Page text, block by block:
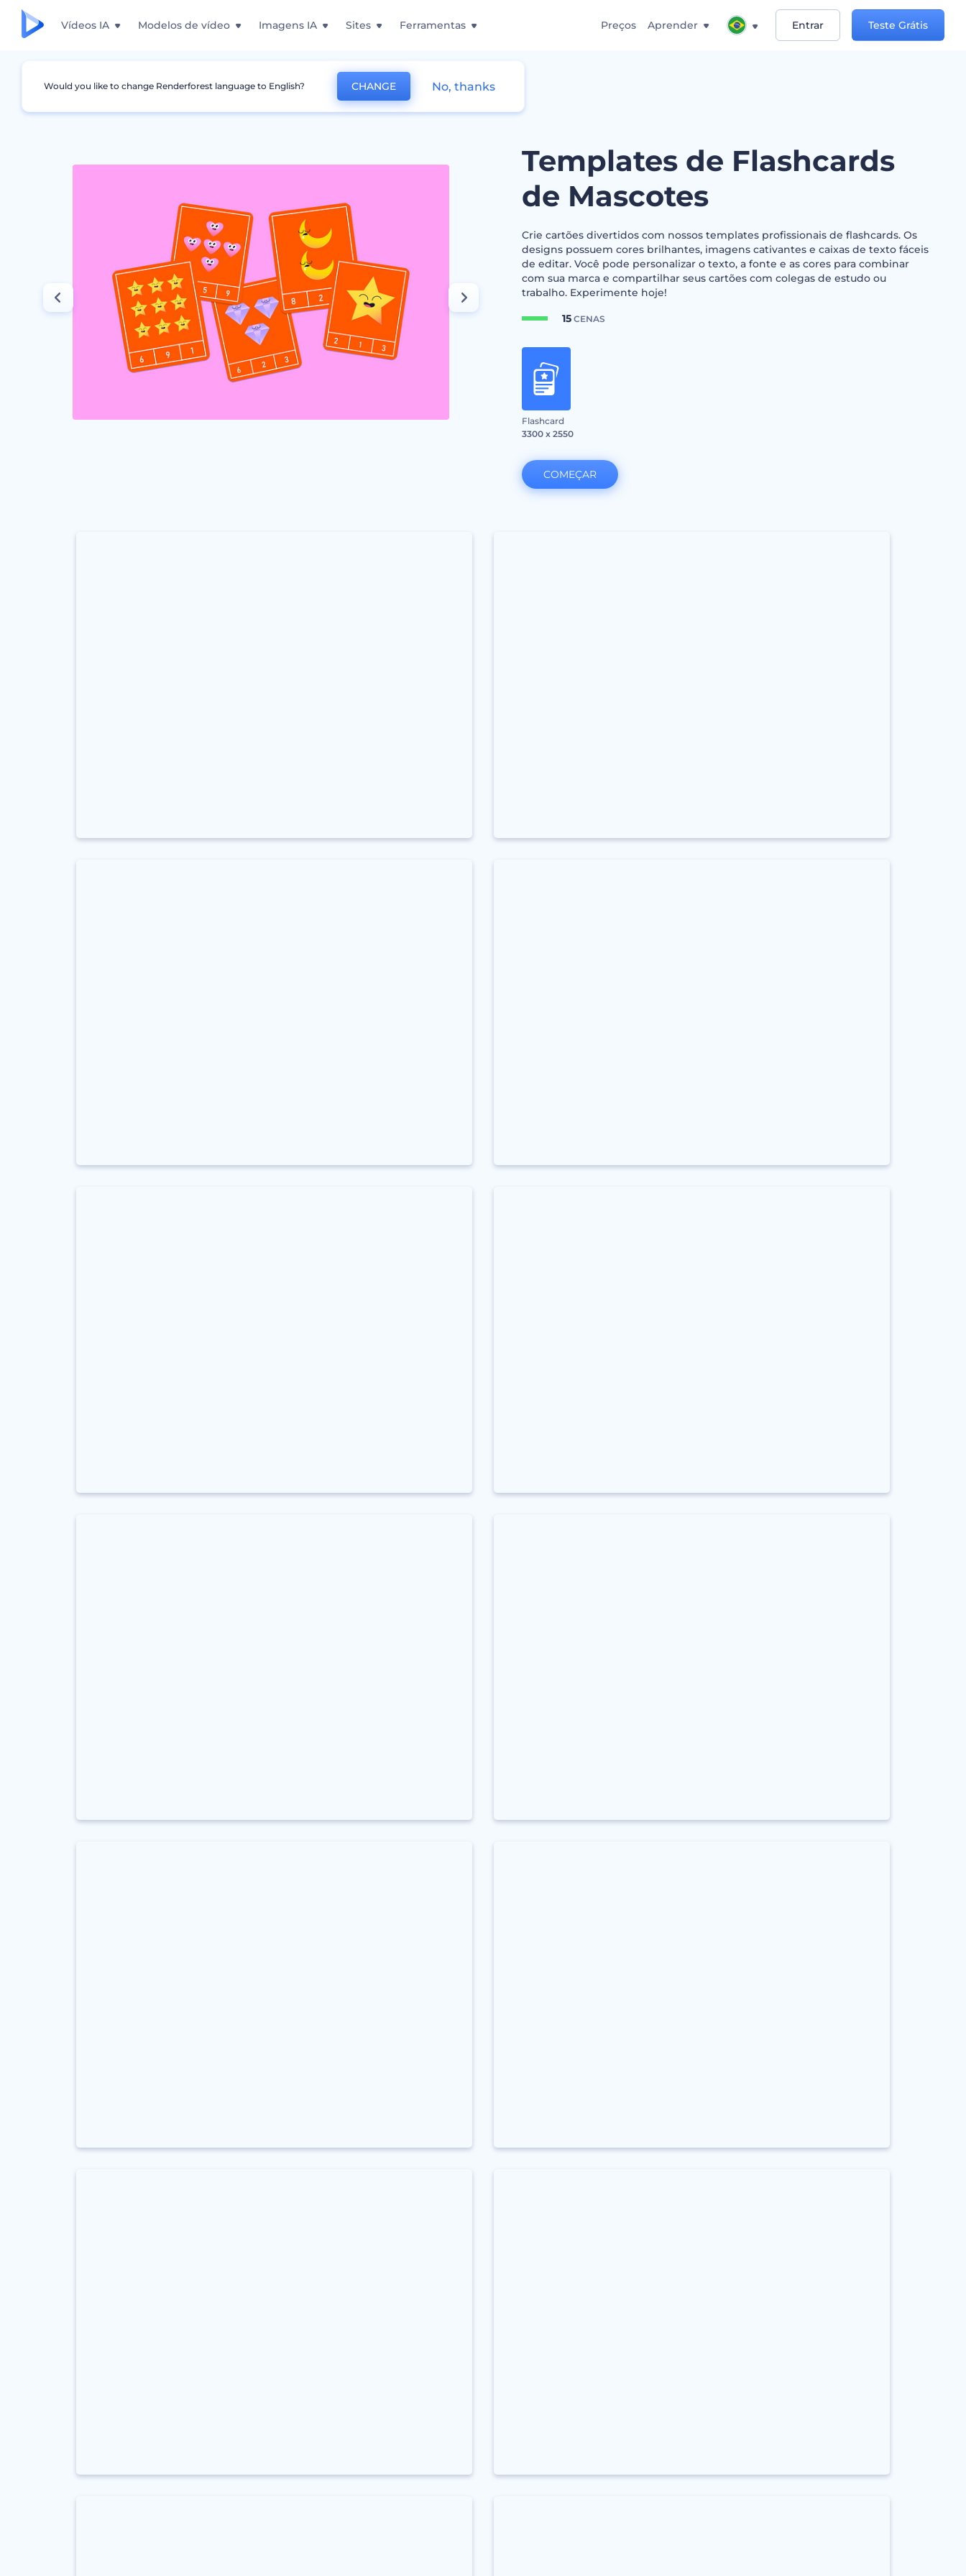
Vídeos IA Modelos de vídeo Imagens IA Sites Ferramentas Preços Aprender Entrar Teste Grátis
Design Gráfico Flashcard Templates de Flashcards de Mascotes
Templates de Flashcards
de Mascotes
Crie cartões divertidos com nossos templates profissionais de flashcards. Os
designs possuem cores brilhantes, imagens cativantes e caixas de texto fáceis
de editar. Você pode personalizar o texto, a fonte e as cores para combinar
com sua marca e compartilhar seus cartões com colegas de estudo ou
trabalho. Experimente hoje!
15CENAS
Flashcard
3300 x 2550
COMEÇAR
Would you like to change Renderforest language to English? CHANGE No, thanks